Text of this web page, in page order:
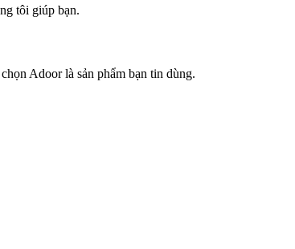
tôi giúp bạn.
Adoor là sản phẩm bạn tin dùng.